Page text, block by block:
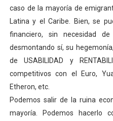
caso de la mayoría de
Latina y el Caribe. Bien, se
financiero, sin necesidad
desmontando sí, su
de USABILIDAD y
competitivos con el Euro,
Etheron, etc.
Podemos salir de la ruina
mayoría. Podemos hacerlo